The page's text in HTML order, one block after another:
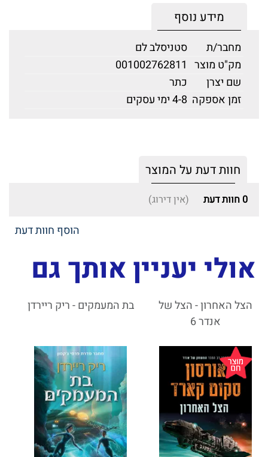
מידע נוסף
מחבר/ת
סטניסלב לם
מק"ט מוצר 001002762811
שם יצרן
כתר
זמן אספקה 4-8 ימי עסקים
חוות דעת על המוצר
0 חוות דעת (אין דירוג)
הוסף חוות דעת
אולי יעניין אותך גם
הצל האחרון - הצל של
אנדר 6
בת המעמקים - ריק ריירדן